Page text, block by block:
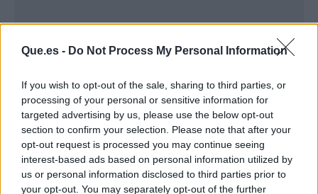
Que.es - Do Not Process My Personal Information
If you wish to opt-out of the sale, sharing to third parties, or
processing of your personal or sensitive information for
targeted advertising by us, please use the below opt-out
section to confirm your selection. Please note that after your
opt-out request is processed you may continue seeing
interest-based ads based on personal information utilized by
us or personal information disclosed to third parties prior to
your opt-out. You may separately opt-out of the further